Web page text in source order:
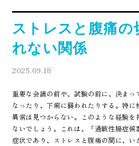
ストレスと腹痛の
れない関係
2025.09.18
重要な会議の前や、試験の前に、決まっ
なったり、下痢に襲われたりする。特に
異常は見つからない。このような経験を
ないでしょう。これは、「過敏性腸症
症状であり、ストレスと腹痛の間に、い